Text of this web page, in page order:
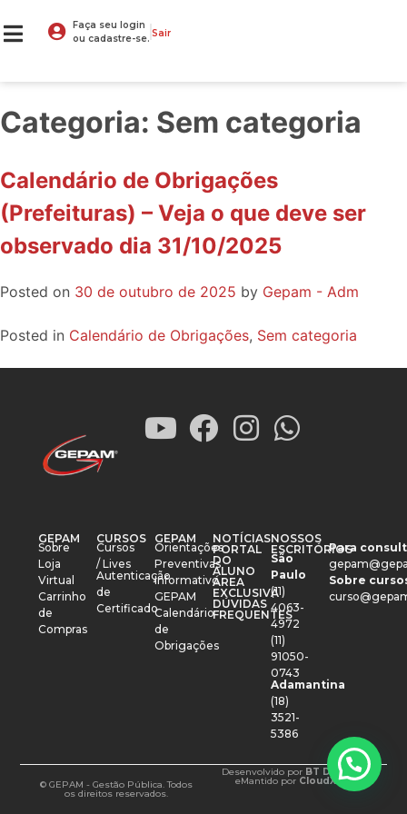
Faça seu login
ou cadastre-se. Sair
Categoria: Sem categoria
Calendário de Obrigações
(Prefeituras) – Veja o que deve ser
observado dia 31/10/2025
Posted on 30 de outubro de 2025 by Gepam - Adm
Posted in Calendário de Obrigações, Sem categoria
GEPAM
Sobre
Loja
Virtual
Carrinho
de
Compras
CURSOS
Cursos
/ Lives
Autenticação
de
Certificado
GEPAM
Orientações
Preventivas
Informativo
GEPAM
Calendário
de
Obrigações
NOTÍCIAS
PORTAL
DO
ALUNO
ÁREA
EXCLUSIVA
DÚVIDAS
FREQUENTES
NOSSOS
ESCRITÓRIOS
São
Paulo
(11)
4063-
4972
(11)
91050-
0743
Adamantina
(18)
3521-
5386
Para
Sobre
© GEPAM - Gestão Pública. Todos
os direitos reservados.
Desenvolvido por BT Design
eMantido por CloudXM